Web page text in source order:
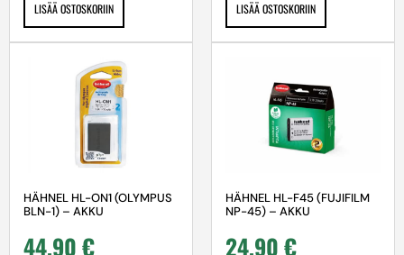
LISÄÄ OSTOSKORIIN LISÄÄ OSTOSKORIIN
HÄHNEL HL-ON1 (OLYMPUS
BLN-1) – AKKU
44,90€
HÄHNEL HL-F45 (FUJIFILM
NP-45) – AKKU
24,90€